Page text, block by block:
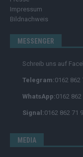
Impressum
Bildnachweis
MESSENGER
Schreib uns auf
Telegram:0162 862
WhatsApp:0162 862
Signal:0162 862 71
MEDIA